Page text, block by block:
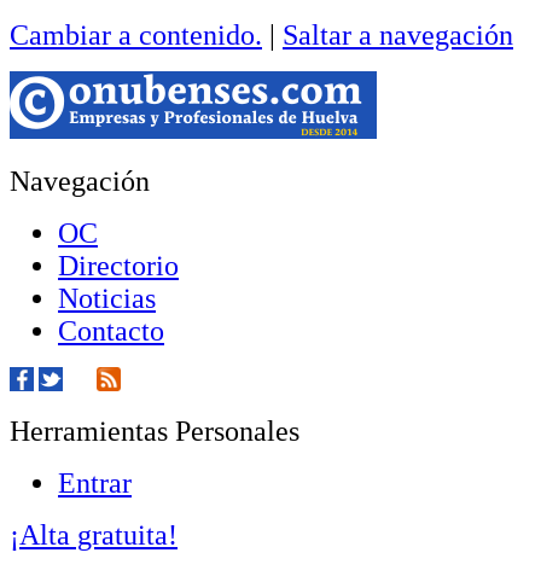
Cambiar a contenido. | Saltar a navegación
Navegación
OC
Directorio
Noticias
Contacto
Herramientas Personales
Entrar
¡Alta gratuita!